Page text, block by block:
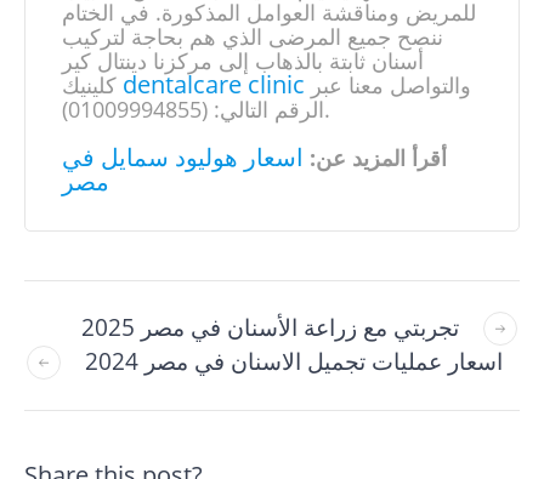
للمريض ومناقشة العوامل المذكورة. في الختام
ننصح جميع المرضى الذي هم بحاجة لتركيب
أسنان ثابتة بالذهاب إلى مركزنا دينتال كير
dentalcare clinic
الرقم التالي: (01009994855).
أقرأ المزيد عن: اسعار هوليود سمايل في
مصر
تجربتي مع زراعة الأسنان في مصر 2025
اسعار عمليات تجميل الاسنان في مصر 2024